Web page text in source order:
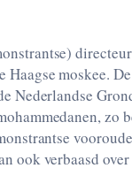
moskee.
Nederlandse
zo
ook verbaasd